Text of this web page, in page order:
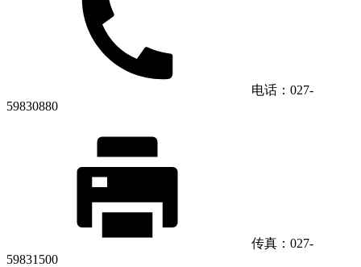
电话：027-
59830880
传真：027-
59831500